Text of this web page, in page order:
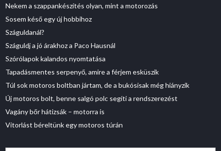
Nekem a szappankészítés olyan, mint a motorozás
Sosem késő egy új hobbihoz
Száguldanál?
Száguldj a jó árakhoz a Paco Hausnál
Szórólapok kalandos nyomtatása
Tapadásmentes serpenyő, amire a férjem esküszik
Túl sok motoros boltban jártam, de a bukósisak még hiányzik
Új motoros bolt, benne salgó polc segíti a rendszerezést
Vagány bőr hátizsák – motorra is
Vitorlást béreltünk egy motoros túrán